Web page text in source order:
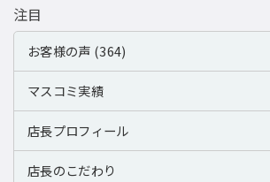
注目
お客様の声 (364)
マスコミ実績
店長プロフィール
店長のこだわり